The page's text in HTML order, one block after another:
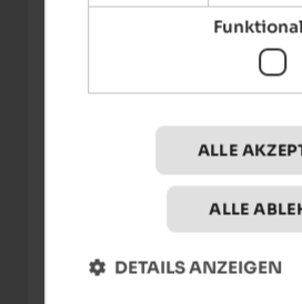
ALLE
ALLE
DETAILS ANZEIGEN